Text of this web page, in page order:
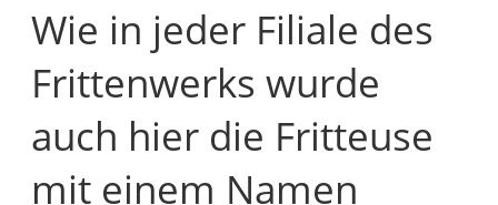
Wie in jeder Filiale des
Frittenwerks wurde
auch hier die Fritteuse
mit einem Namen